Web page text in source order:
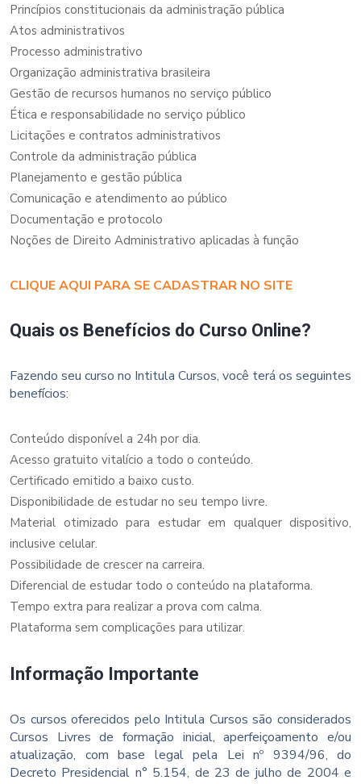
Princípios constitucionais da administração pública
Atos administrativos
Processo administrativo
Organização administrativa brasileira
Gestão de recursos humanos no serviço público
Ética e responsabilidade no serviço público
Licitações e contratos administrativos
Controle da administração pública
Planejamento e gestão pública
Comunicação e atendimento ao público
Documentação e protocolo
Noções de Direito Administrativo aplicadas à função
CLIQUE AQUI PARA SE CADASTRAR NO SITE
Quais os Benefícios do Curso Online?
Fazendo seu curso no Intitula Cursos, você terá os seguintes
benefícios:
Conteúdo disponível a 24h por dia.
Acesso gratuito vitalício a todo o conteúdo.
Certificado emitido a baixo custo.
Disponibilidade de estudar no seu tempo livre.
Material otimizado para estudar em qualquer dispositivo,
inclusive celular.
Possibilidade de crescer na carreira.
Diferencial de estudar todo o conteúdo na plataforma.
Tempo extra para realizar a prova com calma.
Plataforma sem complicações para utilizar.
Informação Importante
Os cursos oferecidos pelo Intitula Cursos são considerados
Cursos Livres de formação inicial, aperfeiçoamento e/ou
atualização, com base legal pela Lei nº 9394/96, do
Decreto Presidencial n° 5.154, de 23 de julho de 2004 e